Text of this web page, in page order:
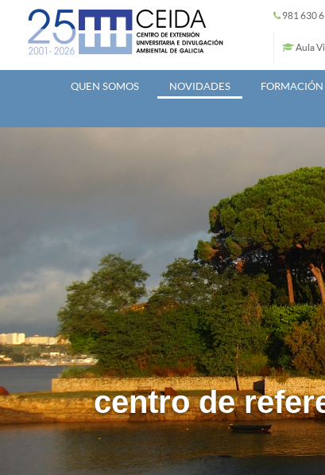
Ir o contido principal 981 630
Aula
QUEN SOMOS NOVIDADES FORMACIÓN
centro de